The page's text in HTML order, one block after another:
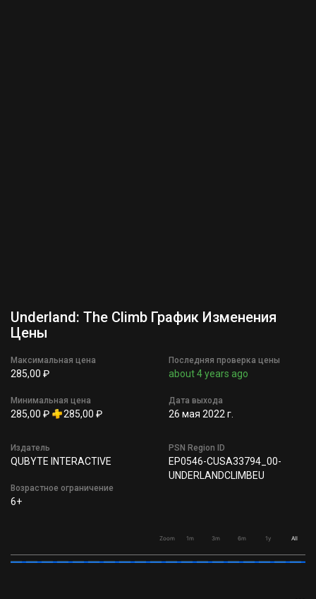
Underland: The Climb График Изменения
Цены
Максимальная цена
285,00 ₽
Минимальная цена
285,00 ₽ 285,00 ₽
Последняя проверка цены
about 4 years ago
Дата выхода
26 мая 2022 г.
Издатель
QUBYTE INTERACTIVE
Возрастное ограничение
6+
PSN Region ID
EP0546-CUSA33794_00-
UNDERLANDCLIMBEU
Zoom 1m 3m 6m 1y All